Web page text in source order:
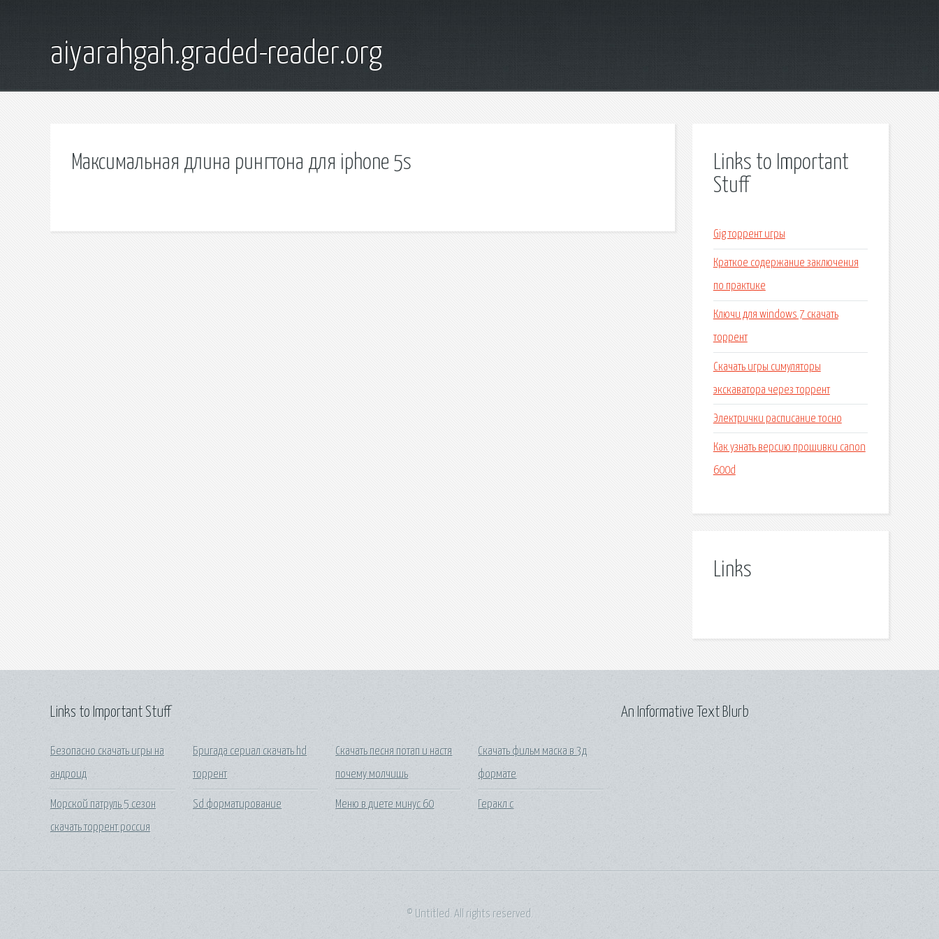
aiyarahgah.graded-reader.org
Максимальная длина рингтона для iphone 5s
Links to Important
Stuff
Gig торрент игры
Краткое содержание заключения
по практике
Ключи для windows 7 скачать
торрент
Скачать игры симуляторы
экскаватора через торрент
Электрички расписание тосно
Как узнать версию прошивки canon
600d
Links
Links to Important Stuff
Безопасно скачать игры на
андроид
Морской патруль 5 сезон
скачать торрент россия
Бригада сериал скачать hd
торрент
Sd форматирование
Скачать песня потап и настя
почему молчишь
Меню в диете минус 60
Скачать фильм маска в 3д
формате
Геракл с
An Informative Text Blurb
© Untitled. All rights reserved.